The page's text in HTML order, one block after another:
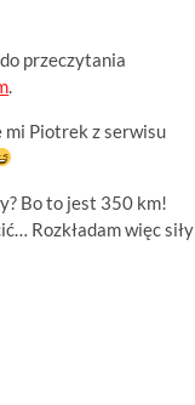
przeczytania
mi Piotrek z serwisu
Bo to jest 350 km!
Rozkładam więc siły